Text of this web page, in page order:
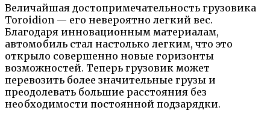
Величайшая достопримечательность грузовика
Toroidion — его невероятно легкий вес.
Благодаря инновационным материалам,
автомобиль стал настолько легким, что это
открыло совершенно новые горизонты
возможностей. Теперь грузовик может
перевозить более значительные грузы и
преодолевать большие расстояния без
необходимости постоянной подзарядки.